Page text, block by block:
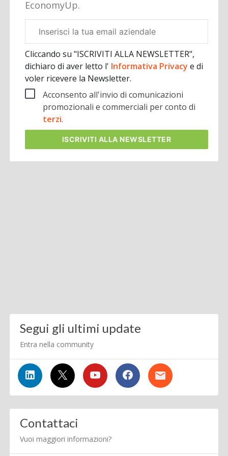
EconomyUp.
aziendale
Cliccando su "ISCRIVITI ALLA NEWSLETTER",
dichiaro di aver letto l' Informativa Privacye di
voler ricevere la Newsletter.
Acconsento all'invio di comunicazioni
promozionali e commerciali per conto di
terzi.
ISCRIVITI ALLA NEWSLETTER
Segui gli ultimi update
Entra nella community
Contattaci
Vuoi maggiori informazioni?